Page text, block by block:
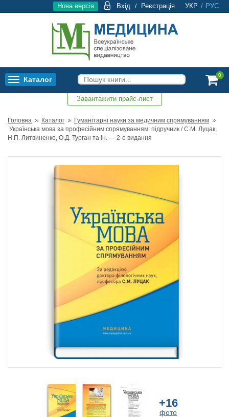
УКР / РУС
Вхід / Реєстрація
Нова версія
Toggle
Каталог
0
Завантажити прайс-лист
Головна Каталог
Гуманітарні науки за медичним спрямуванням
Українська мова за професійним спрямуванням: підручник / С.М. Луцак,
Н.П. Литвиненко, О.Д. Турган та ін. — 2-е видання
+16
фото